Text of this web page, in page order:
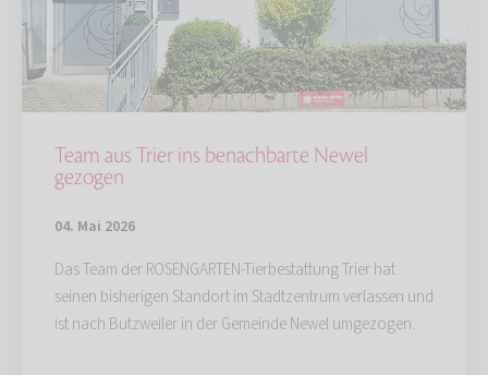
Team aus Trier ins benachbarte Newel
gezogen
04. Mai 2026
Das Team der ROSENGARTEN-Tierbestattung Trier hat
seinen bisherigen Standort im Stadtzentrum verlassen und
ist nach Butzweiler in der Gemeinde Newel umgezogen.